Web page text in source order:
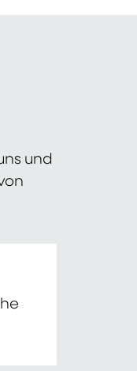
und